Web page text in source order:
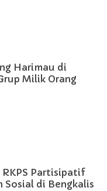
Harimau di
Milik Orang
RKPS Partisipatif
di Bengkalis